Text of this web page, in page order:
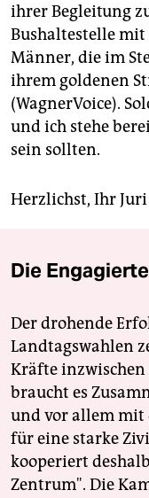
ihrer Begleitung
Bushaltestelle
Männer, die im
ihrem goldenen
(WagnerVoice).
und ich stehe
sein sollten.
Herzlichst, Ihr
Die
Der drohende
Landtagswahlen
Kräfte inzwischen
braucht es
und vor allem mit
für eine starke
kooperiert
Zentrum". Die